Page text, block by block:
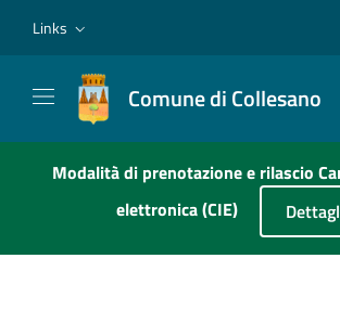
Links
Comune di Collesano
Modalità di prenotazione e rilascio
elettronica (CIE)